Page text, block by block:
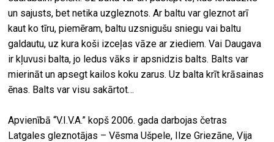
un sajusts, bet netika uzgleznots. Ar baltu var gleznot arī
kaut ko tīru, piemēram, baltu uzsnigušu sniegu vai baltu
galdautu, uz kura koši izceļas vāze ar ziediem. Vai Daugava
ir kļuvusi balta, jo ledus vāks ir apsnidzis balts. Balts var
mierināt un apsegt kailos koku zarus. Uz balta krīt krāsainas
ēnas. Balts var visu sakārtot…
Apvienībā “V.I.V.A.” kopš 2006. gada darbojas četras
Latgales gleznotājas – Vēsma Ušpele, Ilze Griezāne, Vija